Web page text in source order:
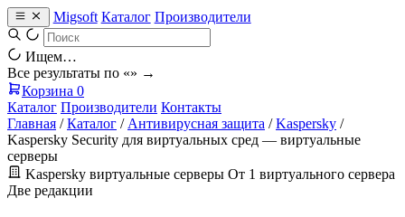
Migsoft Каталог Производители
Ищем…
Все результаты по «» →
Корзина 0
Каталог Производители Контакты
Главная / Каталог / Антивирусная защита / Kaspersky /
Kaspersky Security для виртуальных сред — виртуальные
серверы
Kaspersky виртуальные серверы От 1 виртуального сервера
Две редакции